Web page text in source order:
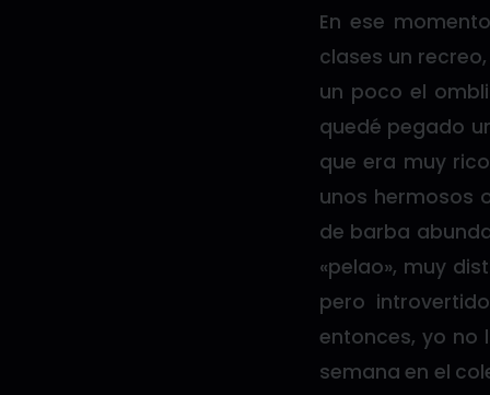
En ese
clases un
un poco el
quedé pegado
que era muy
unos hermosos
de barba
«pelao», muy
pero
entonces, yo no
semana en el